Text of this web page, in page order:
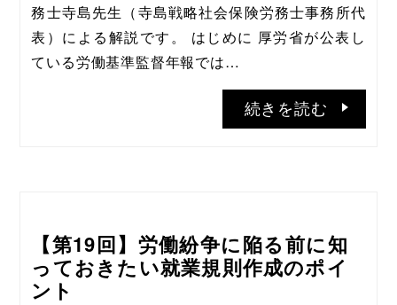
務士寺島先生（寺島戦略社会保険労務士事務所代
表）による解説です。 はじめに 厚労省が公表し
ている労働基準監督年報では…
続きを読む
【第19回】労働紛争に陥る前に知
っておきたい就業規則作成のポイ
ント